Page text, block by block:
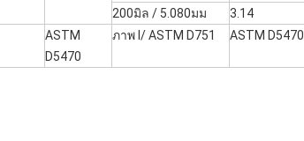
200มิล / 5.080มม
3.14
ASTM
D5470
ภาพ l/ ASTM D751 ASTM D5470